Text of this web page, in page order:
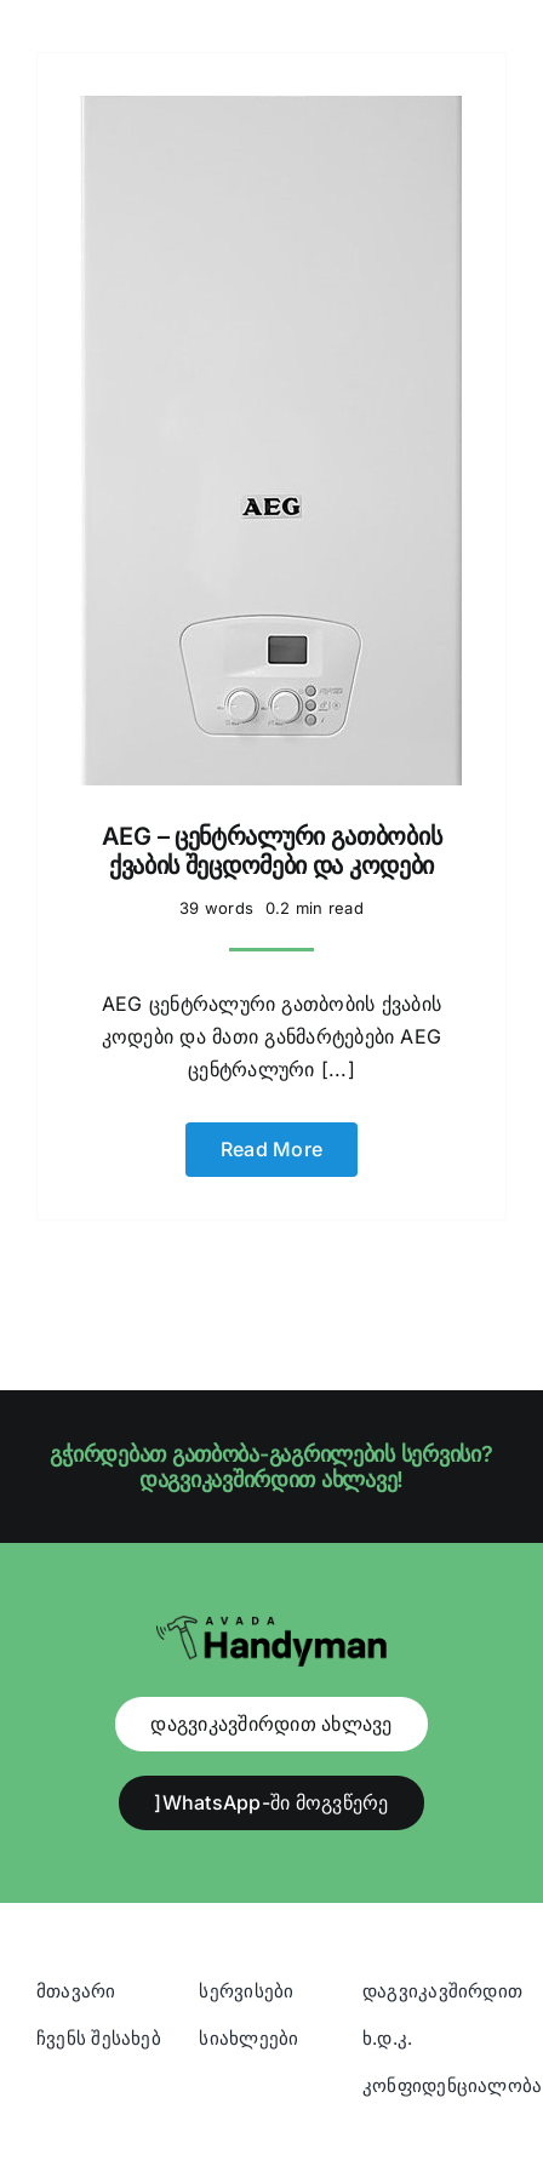
AEG – ცენტრალური გათბობის
ქვაბის შეცდომები და კოდები
39 words 0.2 min read
AEG ცენტრალური გათბობის ქვაბის
კოდები და მათი განმარტებები AEG
ცენტრალური [...]
Read More
გჭირდებათ გათბობა-გაგრილების სერვისი?
დაგვიკავშირდით ახლავე!
დაგვიკავშირდით ახლავე
]WhatsApp-ში მოგვწერე
მთავარი
ჩვენს შესახებ
სერვისები
სიახლეები
დაგვიკავშირდით
ხ.დ.კ.
კონფიდენციალობა